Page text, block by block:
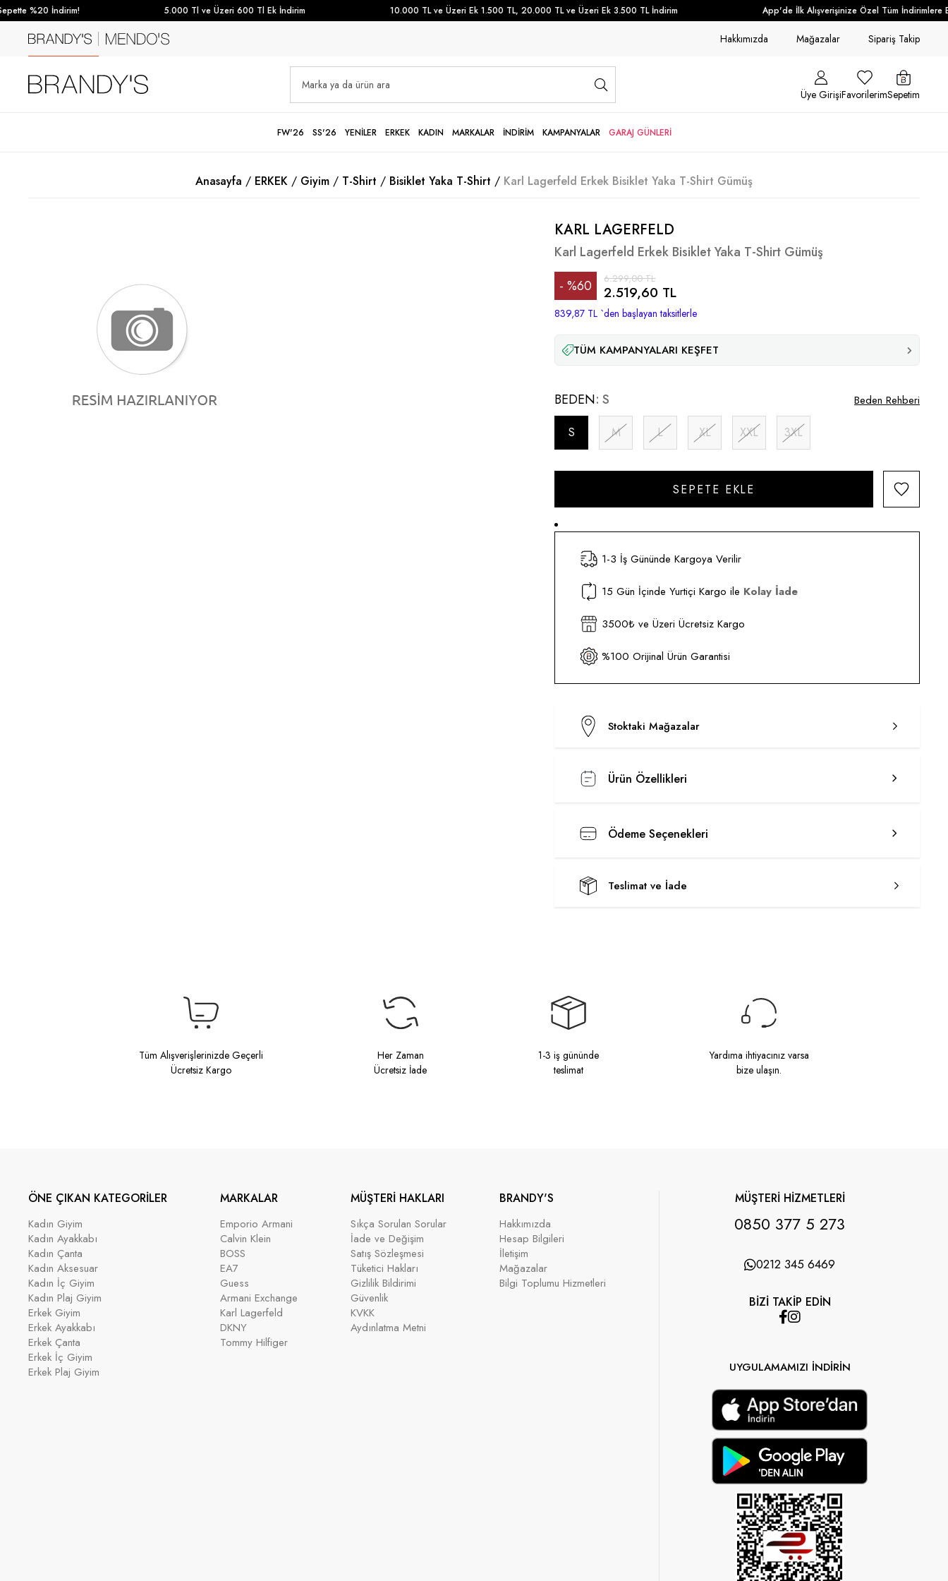
%20 İndirim! 5.000 Tl ve Üzeri 600 Tl Ek İndirim 10.000 TL ve Üzeri Ek 1.500 TL, 20.000 TL ve Üzeri Ek 3.500 TL İndirim App'de İlk Alışverişinize Özel Tüm İndirimlere
Hakkımızda Mağazalar Sipariş Takip
Üye GirişiFavorilerimSepetim
FW'26 SS'26 YENİLER ERKEK KADIN MARKALAR İNDİRİM KAMPANYALAR GARAJ GÜNLERİ
Anasayfa ERKEK Giyim T-Shirt Bisiklet Yaka T-Shirt Karl Lagerfeld Erkek Bisiklet Yaka T-Shirt Gümüş
KARL LAGERFELD
Karl Lagerfeld Erkek Bisiklet Yaka T-Shirt Gümüş
%60
İndirim
6.299,00 TL
2.519,60 TL
839,87 TL `den başlayan taksitlerle
TÜM KAMPANYALARI KEŞFET
BEDEN S
S M L XL XXL 3XL
Beden Rehberi
1-3 İş Gününde Kargoya Verilir
15 Gün İçinde Yurtiçi Kargo ile Kolay İade
3500₺ ve Üzeri Ücretsiz Kargo
%100 Orijinal Ürün Garantisi
Stoktaki Mağazalar
Ürün Özellikleri
Ödeme Seçenekleri
Teslimat ve İade
Tüm Alışverişlerinizde Geçerli
Ücretsiz Kargo
Her Zaman
Ücretsiz İade
1-3 iş gününde
teslimat
Yardıma ihtiyacınız varsa
bize ulaşın.
ÖNE ÇIKAN KATEGORİLER
Kadın Giyim
Kadın Ayakkabı
Kadın Çanta
Kadın Aksesuar
Kadın İç Giyim
Kadın Plaj Giyim
Erkek Giyim
Erkek Ayakkabı
Erkek Çanta
Erkek İç Giyim
Erkek Plaj Giyim
MARKALAR
Emporio Armani
Calvin Klein
BOSS
EA7
Guess
Armani Exchange
Karl Lagerfeld
DKNY
Tommy Hilfiger
MÜŞTERİ HAKLARI
Sıkça Sorulan Sorular
İade ve Değişim
Satış Sözleşmesi
Tüketici Hakları
Gizlilik Bildirimi
Güvenlik
KVKK
Aydınlatma Metni
BRANDY'S
Hakkımızda
Hesap Bilgileri
İletişim
Mağazalar
Bilgi Toplumu Hizmetleri
MÜŞTERİ HİZMETLERİ
0850 377 5 273
0212 345 6469
BİZİ TAKİP EDİN
UYGULAMAMIZI İNDİRİN